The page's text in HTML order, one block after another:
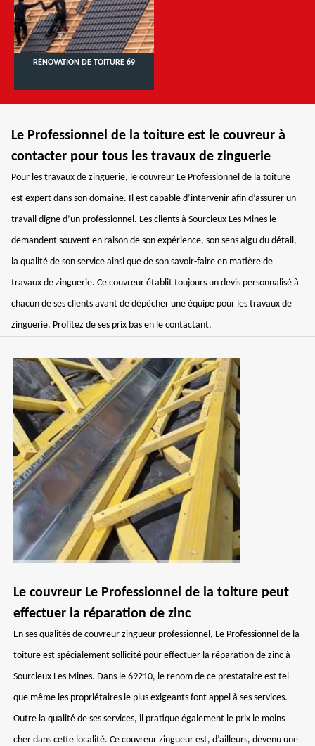
RÉNOVATION DE TOITURE 69
Le Professionnel de la toiture est le couvreur à
contacter pour tous les travaux de zinguerie
Pour les travaux de zinguerie, le couvreur Le Professionnel de la toiture
est expert dans son domaine. Il est capable d’intervenir afin d’assurer un
travail digne d’un professionnel. Les clients à Sourcieux Les Mines le
demandent souvent en raison de son expérience, son sens aigu du détail,
la qualité de son service ainsi que de son savoir-faire en matière de
travaux de zinguerie. Ce couvreur établit toujours un devis personnalisé à
chacun de ses clients avant de dépêcher une équipe pour les travaux de
zinguerie. Profitez de ses prix bas en le contactant.
Le couvreur Le Professionnel de la toiture peut
effectuer la réparation de zinc
En ses qualités de couvreur zingueur professionnel, Le Professionnel de la
toiture est spécialement sollicité pour effectuer la réparation de zinc à
Sourcieux Les Mines. Dans le 69210, le renom de ce prestataire est tel
que même les propriétaires le plus exigeants font appel à ses services.
Outre la qualité de ses services, il pratique également le prix le moins
cher dans cette localité. Ce couvreur zingueur est, d’ailleurs, devenu une